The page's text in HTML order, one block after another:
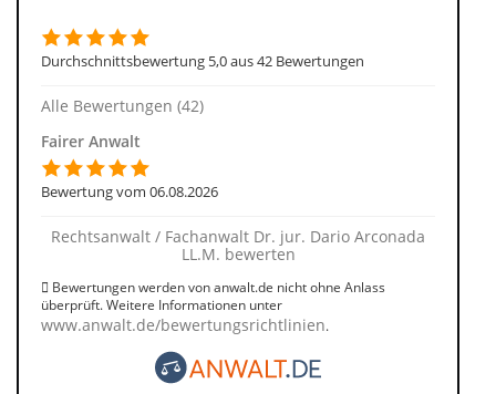
Durchschnittsbewertung 5,0 aus 42 Bewertungen
Alle Bewertungen (42)
Fairer Anwalt
Bewertung vom 06.08.2026
Rechtsanwalt / Fachanwalt Dr. jur. Dario Arconada
LL.M. bewerten
Bewertungen werden von anwalt.de nicht ohne Anlass
überprüft. Weitere Informationen unter
www.anwalt.de/bewertungsrichtlinien.